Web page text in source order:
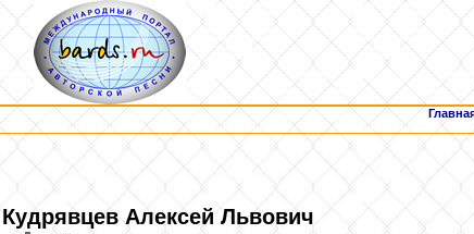
КудрявцевАлексей Львович